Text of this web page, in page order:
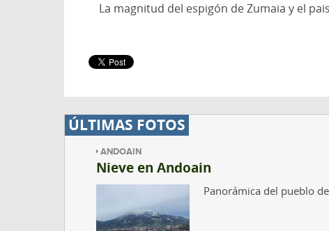
La magnitud del espigón de Zumaia y el
ÚLTIMAS FOTOS
ANDOAIN
Nieve en Andoain
Panorámica del pueblo